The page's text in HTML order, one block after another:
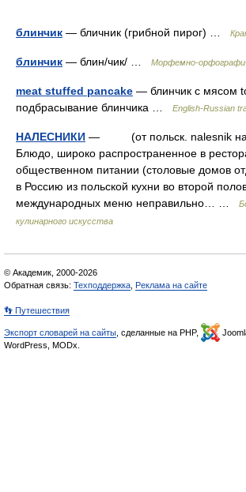
блинчик — бличник (грибной пирог) …
блинчик — блин/чик/ … Морфемно-
meat stuffed pancake — блинчик с мясом
подбрасывание блинчика …
English-Russian
НАЛЕСНИКИ — (от польск. nalesnik
Блюдо, широко распространенное в
общественном питании (столовые домов
в Россию из польской кухни во второй
международных меню неправильно… …
кулинарного искусства
© Академик, 2000-2026
Обратная связь: Техподдержка Реклама на сайте
👣 Путешествия
Экспорт словарей на сайты , сделанные на PHP,
WordPress, MODx.